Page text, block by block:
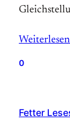
0
Fetter